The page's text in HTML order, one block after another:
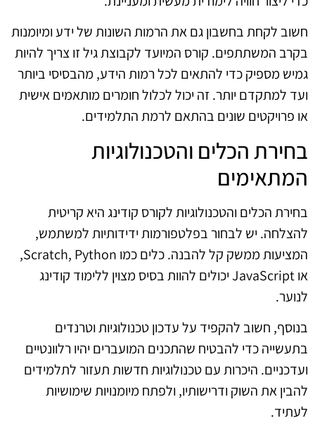
חשוב לקחת בחשבון גם את הרמות השונות של ידע ומיומנות
בקרב המשתתפים. קורס המיועד לקבוצת גיל זו צריך להיות
גמיש מספיק כדי להתאים לכל רמות הידע, מהבסיסי ביותר
ועד למתקדם יותר. זה יכול לכלול חומרים מותאמים אישית
או פרויקטים שונים בהתאם לרמת התלמידים.
בחירת הכלים והטכנולוגיות
המתאימים
בחירת הכלים והטכנולוגיות לקורס קודינג היא קריטית
להצלחה. יש לבחור בפלטפורמות ידידותיות למשתמש,
המציעות ממשק קל להבנה. כלים כמו Scratch, Python,
או JavaScript יכולים להוות בסיס מצוין ללימוד קודינג
לנוער.
בנוסף, חשוב להקפיד על עדכון טכנולוגיות וטרנדים
בתעשייה כדי להבטיח שהתכנים המועברים יהיו רלוונטיים
ועדכניים. היכרות עם טכנולוגיות חדשות תעזור לתלמידים
להבין את השוק ודרישותיו, ולפתח מיומנויות שימושיות
לעתיד.